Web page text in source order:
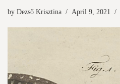
by Dezső Krisztina April 9, 2021